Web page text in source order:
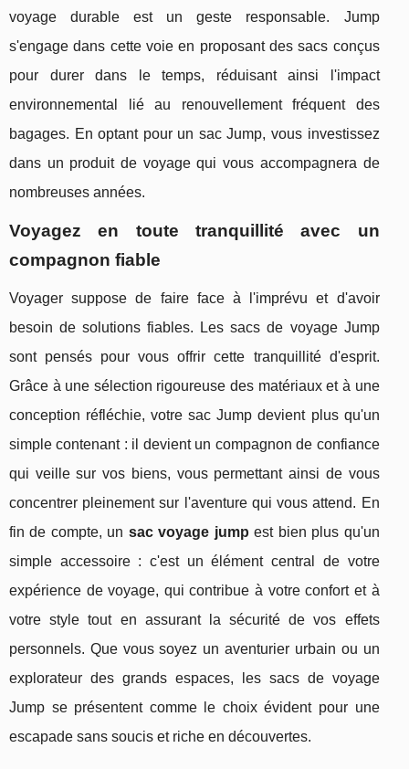
voyage durable est un geste responsable. Jump
s'engage dans cette voie en proposant des sacs conçus
pour durer dans le temps, réduisant ainsi l'impact
environnemental lié au renouvellement fréquent des
bagages. En optant pour un sac Jump, vous investissez
dans un produit de voyage qui vous accompagnera de
nombreuses années.
Voyagez en toute tranquillité avec un
compagnon fiable
Voyager suppose de faire face à l'imprévu et d'avoir
besoin de solutions fiables. Les sacs de voyage Jump
sont pensés pour vous offrir cette tranquillité d'esprit.
Grâce à une sélection rigoureuse des matériaux et à une
conception réfléchie, votre sac Jump devient plus qu'un
simple contenant : il devient un compagnon de confiance
qui veille sur vos biens, vous permettant ainsi de vous
concentrer pleinement sur l'aventure qui vous attend. En
fin de compte, un sac voyage jump est bien plus qu'un
simple accessoire : c'est un élément central de votre
expérience de voyage, qui contribue à votre confort et à
votre style tout en assurant la sécurité de vos effets
personnels. Que vous soyez un aventurier urbain ou un
explorateur des grands espaces, les sacs de voyage
Jump se présentent comme le choix évident pour une
escapade sans soucis et riche en découvertes.